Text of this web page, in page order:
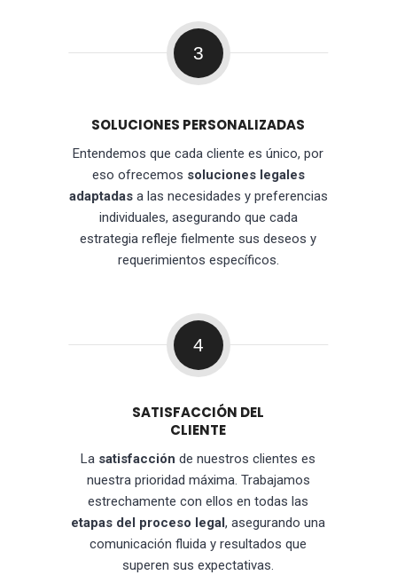
3
SOLUCIONES PERSONALIZADAS
Entendemos que cada cliente es único, por
eso ofrecemos soluciones legales
adaptadasa las necesidades y preferencias
individuales, asegurando que cada
estrategia refleje fielmente sus deseos y
requerimientos específicos.
4
SATISFACCIÓN DEL
CLIENTE
La satisfacción de nuestros clientes es
nuestra prioridad máxima. Trabajamos
estrechamente con ellos en todas las
etapas del proceso legal, asegurando una
comunicación fluida y resultados que
superen sus expectativas.